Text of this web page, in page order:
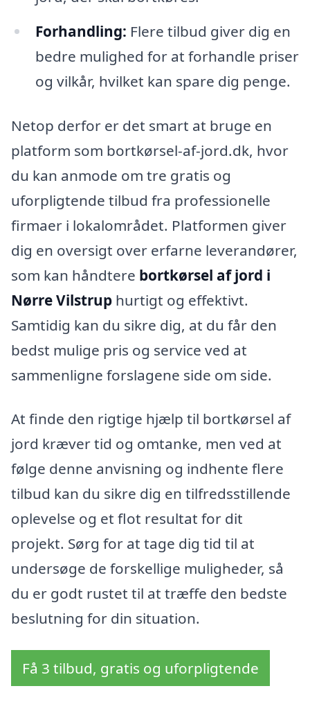
Forhandling: Flere tilbud giver dig en
bedre mulighed for at forhandle priser
og vilkår, hvilket kan spare dig penge.
Netop derfor er det smart at bruge en
platform som bortkørsel-af-jord.dk, hvor
du kan anmode om tre gratis og
uforpligtende tilbud fra professionelle
firmaer i lokalområdet. Platformen giver
dig en oversigt over erfarne leverandører,
som kan håndtere bortkørsel af jord i
Nørre Vilstrup hurtigt og effektivt.
Samtidig kan du sikre dig, at du får den
bedst mulige pris og service ved at
sammenligne forslagene side om side.
At finde den rigtige hjælp til bortkørsel af
jord kræver tid og omtanke, men ved at
følge denne anvisning og indhente flere
tilbud kan du sikre dig en tilfredsstillende
oplevelse og et flot resultat for dit
projekt. Sørg for at tage dig tid til at
undersøge de forskellige muligheder, så
du er godt rustet til at træffe den bedste
beslutning for din situation.
Få 3 tilbud, gratis og uforpligtende